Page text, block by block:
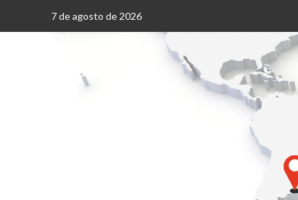
7 de agosto de 2026